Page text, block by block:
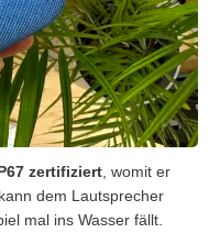
zertifiziert , womit er
dem Lautsprecher
mal ins Wasser fällt.